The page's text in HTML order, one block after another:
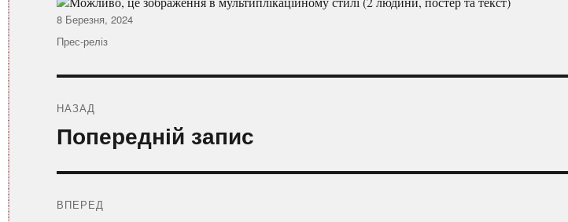
Оприлюднено
8 Березня, 2024
Категорії
Прес-реліз
записів
НАЗАД
Попередній
запис:
Попередній запис
ВПЕРЕД